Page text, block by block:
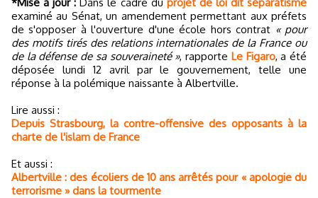
examiné au Sénat, un amendement permettant aux préfets
de s'opposer à l'ouverture d'une école hors contrat « pour
des motifs tirés des relations internationales de la France ou
de la défense de sa souveraineté », rapporte Le Figaro, a été
déposée lundi 12 avril par le gouvernement, telle une
réponse à la polémique naissante à Albertville.
Lire aussi :
Depuis Strasbourg, la contre-offensive des opposants à la
charte de l'islam de France
Et aussi :
Albertville : des écoliers de 10 ans arrêtés pour « apologie du
terrorisme » dans la tourmente